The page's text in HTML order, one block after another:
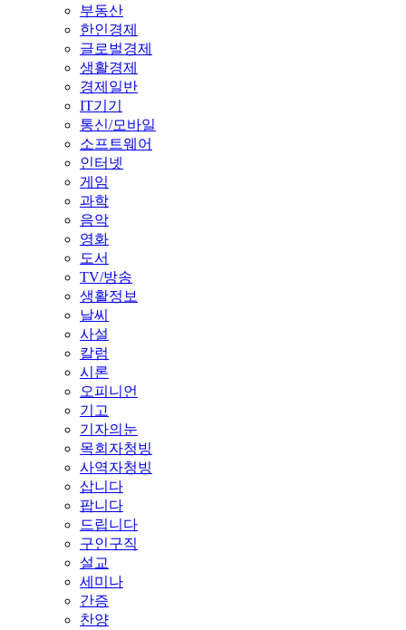
부동산
한인경제
글로벌경제
생활경제
경제일반
IT기기
통신/모바일
소프트웨어
인터넷
게임
과학
음악
영화
도서
TV/방송
생활정보
날씨
사설
칼럼
시론
오피니언
기고
기자의눈
목회자청빙
사역자청빙
삽니다
팝니다
드립니다
구인구직
설교
세미나
간증
찬양